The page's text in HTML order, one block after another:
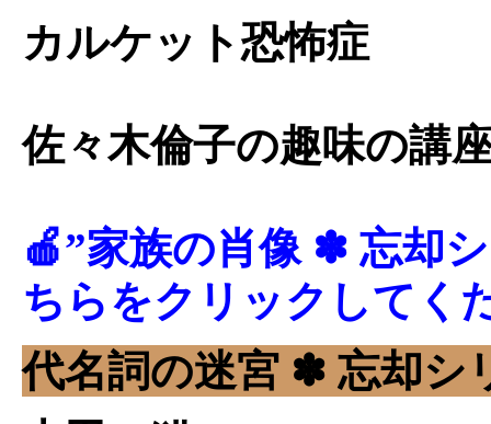
カルケット恐怖症
佐々木倫子の趣味の講
🍎”家族の肖像 ✽ 忘却
ちらをクリックしてく
代名詞の迷宮 ✽ 忘却シ